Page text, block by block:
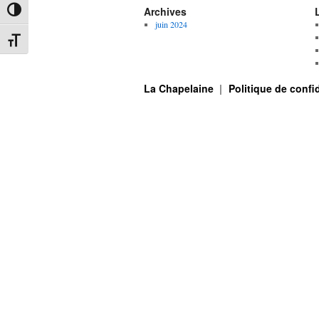
Passer en contraste élevé
Changer la taille de la police
Archives
juin 2024
La Chapelaine Politique de